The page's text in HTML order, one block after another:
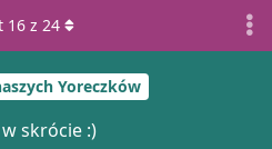
Yoreczków
skrócie :)
16 z 24